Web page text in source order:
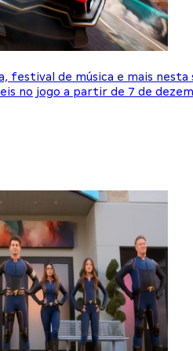
de música e mais nesta
no jogo a partir de 7 de